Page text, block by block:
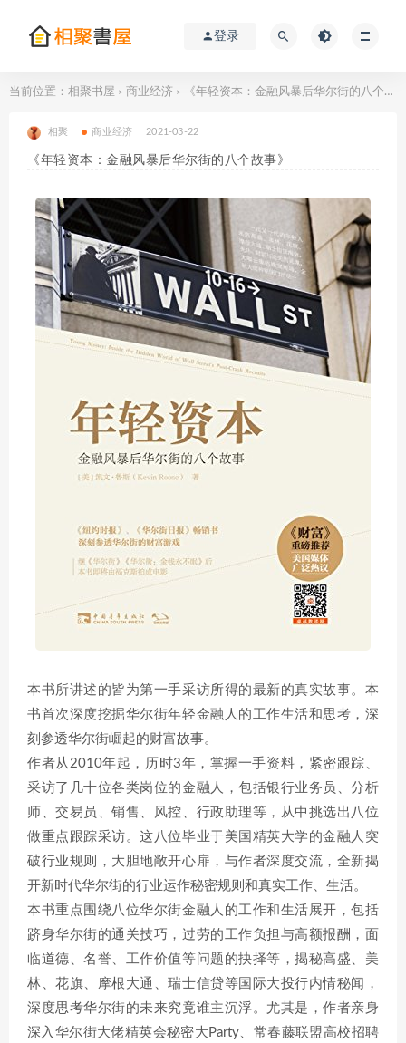
登录
当前位置： 相聚书屋 > 商业经济 > 《年轻资本：金融风暴后华尔街的八个故事》
相聚 商业经济 2021-03-22
《年轻资本：金融风暴后华尔街的八个故事》
本书所讲述的皆为第一手采访所得的最新的真实故事。本
书首次深度挖掘华尔街年轻金融人的工作生活和思考，深
刻参透华尔街崛起的财富故事。
作者从2010年起，历时3年，掌握一手资料，紧密跟踪、
采访了几十位各类岗位的金融人，包括银行业务员、分析
师、交易员、销售、风控、行政助理等，从中挑选出八位
做重点跟踪采访。这八位毕业于美国精英大学的金融人突
破行业规则，大胆地敞开心扉，与作者深度交流，全新揭
开新时代华尔街的行业运作秘密规则和真实工作、生活。
本书重点围绕八位华尔街金融人的工作和生活展开，包括
跻身华尔街的通关技巧，过劳的工作负担与高额报酬，面
临道德、名誉、工作价值等问题的抉择等，揭秘高盛、美
林、花旗、摩根大通、瑞士信贷等国际大投行内情秘闻，
深度思考华尔街的未来究竟谁主沉浮。尤其是，作者亲身
深入华尔街大佬精英会秘密大Party、常春藤联盟高校招聘